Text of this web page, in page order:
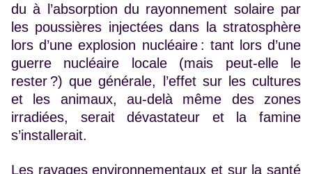
du à l’absorption du rayonnement solaire par
les poussières injectées dans la stratosphère
lors d’une explosion nucléaire : tant lors d’une
guerre nucléaire locale (mais peut-elle le
rester ?) que générale, l’effet sur les cultures
et les animaux, au-delà même des zones
irradiées, serait dévastateur et la famine
s’installerait.
Les ravages environnementaux et sur la santé